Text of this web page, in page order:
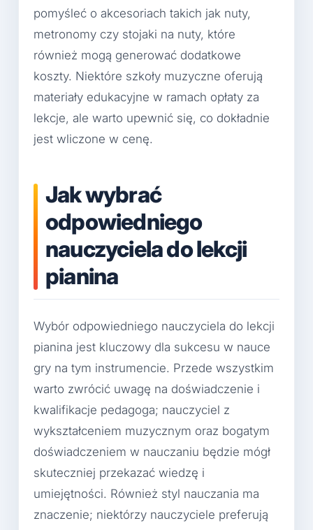
pomyśleć o akcesoriach takich jak nuty,
metronomy czy stojaki na nuty, które
również mogą generować dodatkowe
koszty. Niektóre szkoły muzyczne oferują
materiały edukacyjne w ramach opłaty za
lekcje, ale warto upewnić się, co dokładnie
jest wliczone w cenę.
Jak wybrać
odpowiedniego
nauczyciela do lekcji
pianina
Wybór odpowiedniego nauczyciela do lekcji
pianina jest kluczowy dla sukcesu w nauce
gry na tym instrumencie. Przede wszystkim
warto zwrócić uwagę na doświadczenie i
kwalifikacje pedagoga; nauczyciel z
wykształceniem muzycznym oraz bogatym
doświadczeniem w nauczaniu będzie mógł
skuteczniej przekazać wiedzę i
umiejętności. Również styl nauczania ma
znaczenie; niektórzy nauczyciele preferują